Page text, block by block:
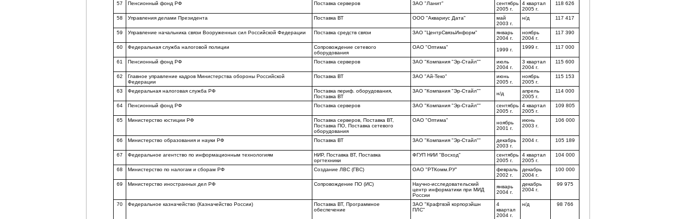
57 Пенсионный фонд РФ Поставка серверов ЗАО "Ланит"
сентябрь
2005 г.
4 квартал
2005 г.
118 626
58 Управления делами Президента Поставка ВТ ООО "Аквариус Дата"
май
2003 г.
н/д 117 417
59 Управление начальника связи Вооруженных сил Российской Федерации Поставка средств связи ЗАО "ЦентрСвязьИнформ"
январь
2004 г.
ноябрь
2004 г.
117 390
60 Федеральная служба налоговой полиции
Сопровождение сетевого
оборудования
ОАО "Оптима" 1999 г. 1999 г. 117 000
61 Пенсионный фонд РФ Поставка серверов ЗАО "Компания "Эр-Стайл""
июль
2004 г.
3 квартал
2004 г.
115 600
62
Главное управление кадров Министерства обороны Российской
Федерации
Поставка ВТ ЗАО "Ай-Теко"
июнь
2005 г.
ноябрь
2005 г.
115 153
63 Федеральная налоговая служба РФ
Поставка периф. оборудования,
Поставка ВТ
ЗАО "Компания "Эр-Стайл"" н/д
апрель
2005 г.
114 000
64 Пенсионный фонд РФ Поставка серверов ЗАО "Компания "Эр-Стайл""
сентябрь
2005 г.
4 квартал
2005 г.
109 805
65 Министерство юстиции РФ
Поставка серверов, Поставка ВТ,
Поставка ПО, Поставка сетевого
оборудования
ОАО "Оптима"
ноябрь
2001 г.
июнь
2003 г.
106 000
66 Министерство образования и науки РФ Поставка ВТ ЗАО "Компания "Эр-Стайл""
декабрь
2003 г.
2004 г. 105 189
67 Федеральное агентство по информационным технологиям
НИР, Поставка ВТ, Поставка
оргтехники
ФГУП НИИ "Восход"
сентябрь
2005 г.
4 квартал
2005 г.
104 000
68 Министерство по налогам и сборам РФ Создание ЛВС (ГВС) ОАО "РТКомм.РУ"
февраль
2002 г.
декабрь
2004 г.
100 000
69 Министерство иностранных дел РФ Сопровождение ПО (ИС)
Научно-исследовательский
центр информатики при МИД
России
январь
2004 г.
декабрь
2004 г.
99 975
70 Федеральное казначейство (Казначейство России)
Поставка ВТ, Программное
обеспечение
ЗАО "Крафтвэй корпорэйшн
ПЛС"
4
квартал
2004 г.
н/д 98 766